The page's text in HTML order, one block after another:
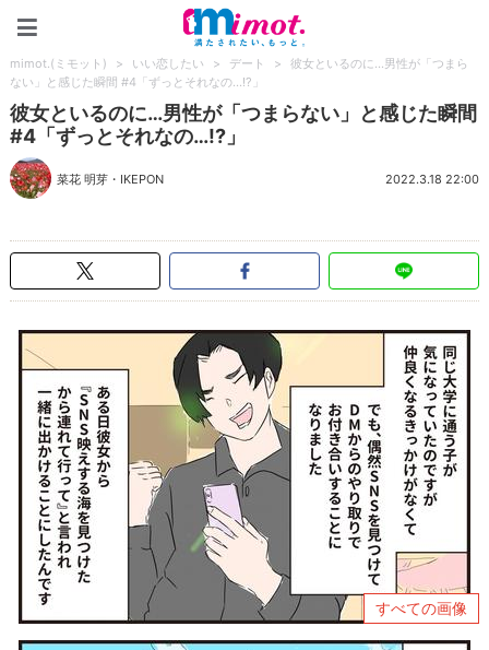
mimot.(ミモット) > いい恋したい > デート >
彼女といるのに…男性が「つまら
ない」と感じた瞬間 #4「ずっとそれなの…!?」
彼女といるのに…男性が「つまらない」と感じた瞬間
#4「ずっとそれなの…!?」
菜花 明芽 ・ IKEPON 2022.3.18 22:00
すべての画像